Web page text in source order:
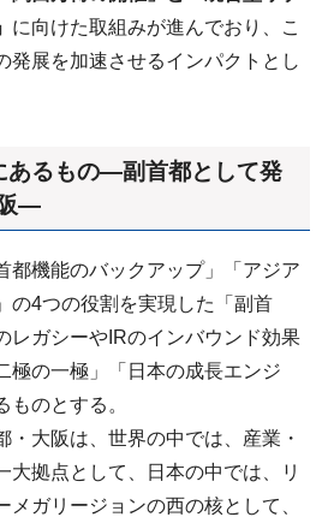
に向けた取組みが進んでおり、こ
発展を加速させるインパクトとし
るもの―副首都として発
―
都機能のバックアップ」「アジア
の4つの役割を実現した「副首
レガシーやIRのインバウンド効果
極の一極」「日本の成長エンジ
ものとする。
・大阪は、世界の中では、産業・
大拠点として、日本の中では、リ
メガリージョンの西の核として、